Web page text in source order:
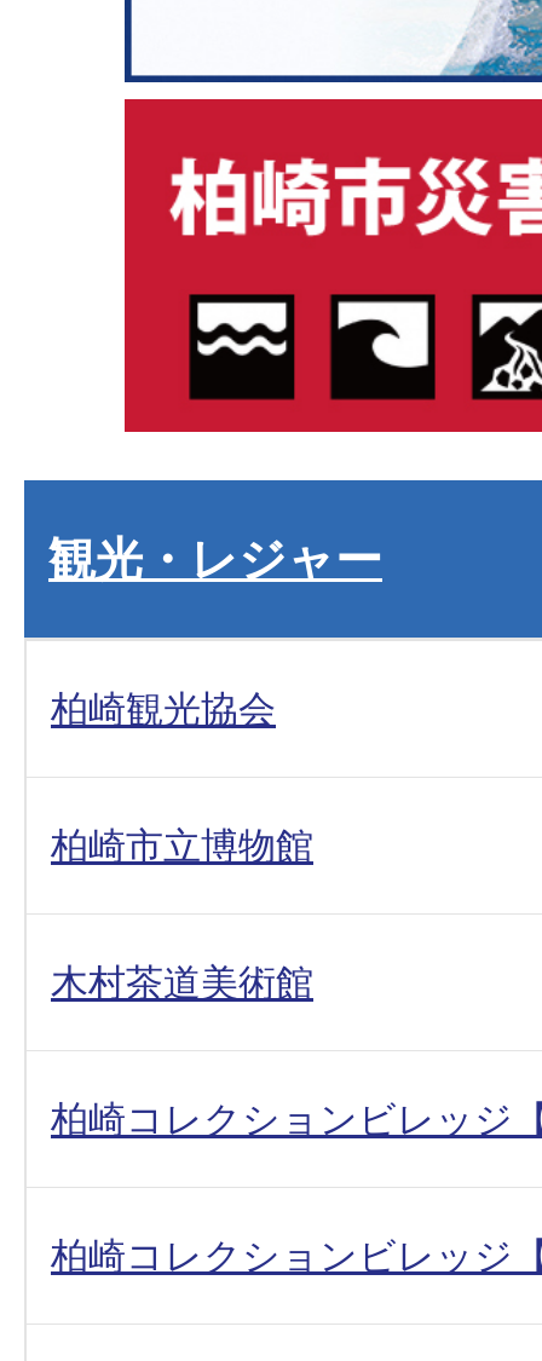
観光・レジャー
柏崎観光協会
柏崎市立博物館
木村茶道美術館
柏崎コレクションビレッジ
柏崎コレクションビレッジ